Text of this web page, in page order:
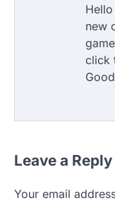
new
click
Leave a Reply
Your email